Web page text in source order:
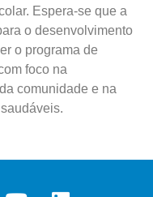
Espera-se que a
o desenvolvimento
o programa de
foco na
comunidade e na
saudáveis.